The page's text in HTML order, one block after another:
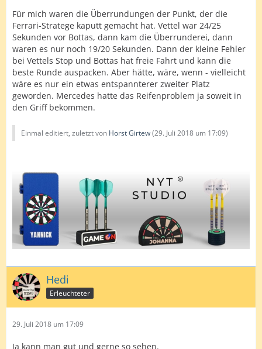
Für mich waren die Überrundungen der Punkt, der die
Ferrari-Stratege kaputt gemacht hat. Vettel war 24/25
Sekunden vor Bottas, dann kam die Überrunderei, dann
waren es nur noch 19/20 Sekunden. Dann der kleine Fehler
bei Vettels Stop und Bottas hat freie Fahrt und kann die
beste Runde auspacken. Aber hätte, wäre, wenn - vielleicht
wäre es nur ein etwas entspannterer zweiter Platz
geworden. Mercedes hatte das Reifenproblem ja soweit in
den Griff bekommen.
Einmal editiert, zuletzt von Horst Girtew(29. Juli 2018 um 17:09)
Hedi
Erleuchteter
29. Juli 2018 um 17:09
Ja kann man gut und gerne so sehen.